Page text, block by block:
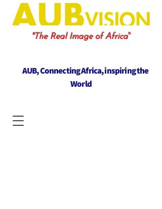
"The Real Image of Africa"
AUB, Connecting Africa, inspiring the
World